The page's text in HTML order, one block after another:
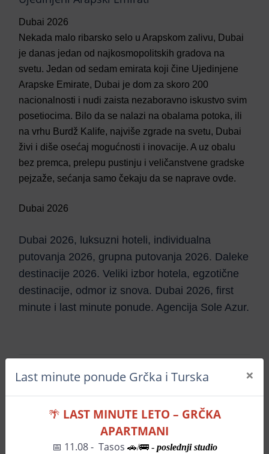
Dubai 2026
Nekada malo ribarsko selo u Arapskom zalivu, Dubai
je danas jedan od najkosmopolitskih gradova na
svetu. Jedan od sedam emirata koji čine Ujedinjene
Arapske Emirate, Dubai je dom za skoro 200
nacionalnosti i nudi zaista nezaboravno iskustvo svim
posetiocima. Bilo da se nalazi na obalama potoka, ili
na vrhu Burdž Kalife, najviše zgrade na svetu, Dubai
živi i diše osećaj mogućnosti i inovacije. A uz obalu
bez premca, prelepu pustinju i veličanstvene gradske
pejzaže, sećanja samo čekaju da se naprave ovde.
Dubai 2026
Dubai 2026, luksuzni hoteli, individualna
putovanja 2026, grupna putovanja 2026. Daleke
destinacije 2026. Veliki izbor hotela, egzotične
destinacije, odmor iz snova. Dubai 2026, first
minute i last minute ponude. Agencija Sole Azur.
Istraži mesto
Last minute ponude Grčka i Turska ×
🌴 LAST MINUTE LETO – GRČKA
APARTMANI
📅 11.08 - Tasos 🚗/🚌 - poslednji studio